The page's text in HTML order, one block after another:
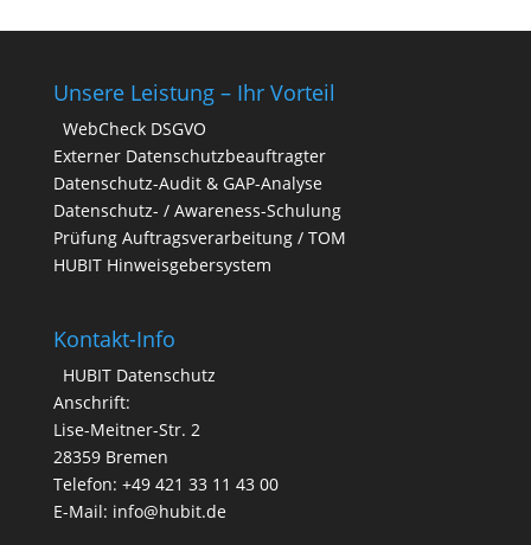
Unsere Leistung – Ihr Vorteil
WebCheck DSGVO
Externer Datenschutzbeauftragter
Datenschutz-Audit & GAP-Analyse
Datenschutz- / Awareness-Schulung
Prüfung Auftragsverarbeitung / TOM
HUBIT Hinweisgebersystem
Kontakt-Info
HUBIT Datenschutz
Anschrift:
Lise-Meitner-Str. 2
28359 Bremen
Telefon: +49 421 33 11 43 00
E-Mail: info@hubit.de